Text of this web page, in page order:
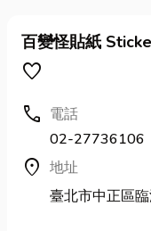
百變怪貼紙
favorite
call 電話
02-27736106
location_on 地址
臺北市中正區